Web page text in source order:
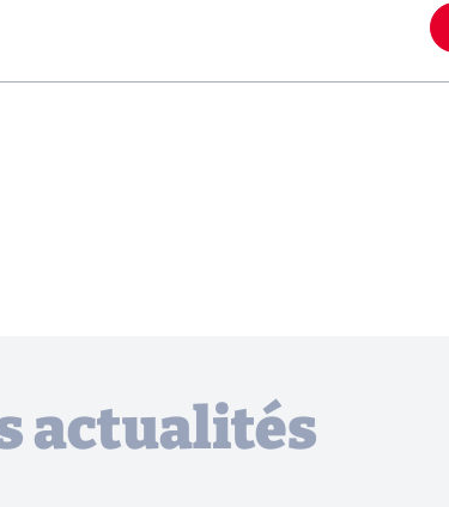
actualités